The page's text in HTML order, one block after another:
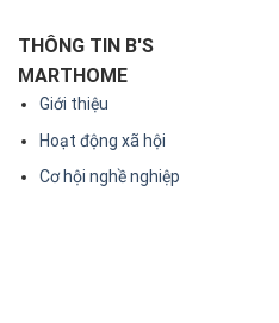
THÔNG TIN B'S
MARTHOME
Giới thiệu
Hoạt động xã hội
Cơ hội nghề nghiệp